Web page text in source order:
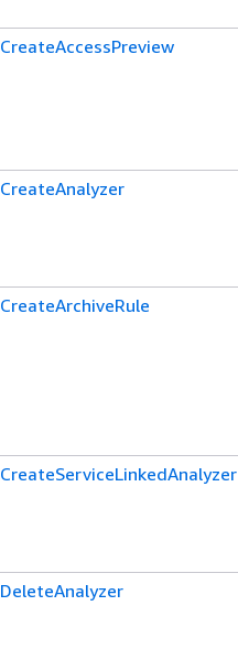
CreateAccessPreview
CreateAnalyzer
CreateArchiveRule
CreateServiceLinkedAnalyzer
DeleteAnalyzer